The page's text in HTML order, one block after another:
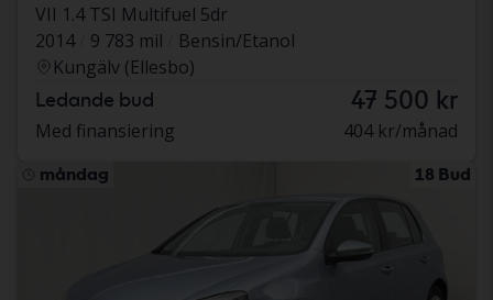
VII 1.4 TSI Multifuel 5dr
2014
9 783 mil
Bensin/Etanol
Kungälv (Ellesbo)
Ledande bud 47 500 kr
Med finansiering 404 kr/månad
måndag 18 Bud